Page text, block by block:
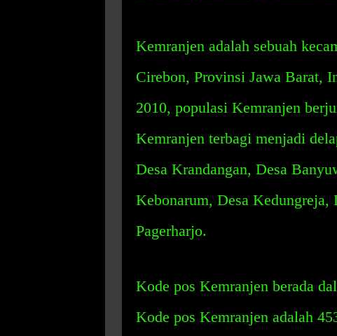
Kemranjen adalah sebuah
Cirebon, Provinsi Jawa Barat,
2010, populasi Kemranjen
Kemranjen terbagi menjadi
Desa Krandangan, Desa
Kebonarum, Desa Kedungreja,
Pagerharjo.
Kode pos Kemranjen berada
Kode pos Kemranjen adalah